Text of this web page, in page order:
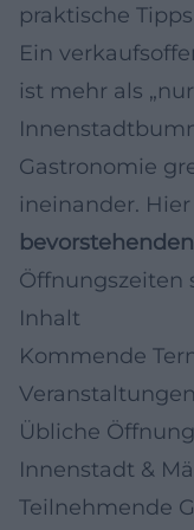
praktische Tipps
Ein
ist mehr als
Gastronomie
ineinander.
bevorstehenden
Öffnungszeiten
Inhalt
Kommende
Übliche
Innenstadt &
Teilnehmende